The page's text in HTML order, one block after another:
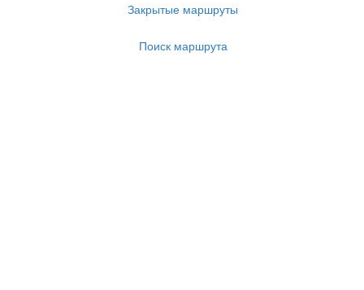
Закрытые маршруты
Поиск маршрута